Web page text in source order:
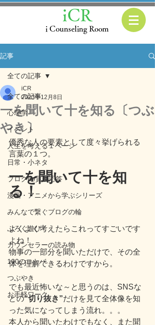
i Counseling Room
iCR
記事
全ての記事
心理学
イベント
人生を考える１ページ
日常・小ネタ
ブログde質疑応答
漫画・アニメから学ぶシリーズ
みんなで繋ぐブログの輪
ぶろぐ遊び
カウンセラーの読み物
100のコトバ
つぶやき
お手軽ワーク
全ての記事
一を聞いて十を知る〔つぶ
やき〕
iCR
2023年12月8日
優秀な人の要素として度々挙げられる
言葉の１つ。
一を聞いて十を知
る！
よくよく考えたらこれってすごいです
よね！
物事の一部分を聞いただけで、その全
体を理解できるわけですから。
でも最近怖いな～と思うのは、SNSな
どの“切り抜き”だけを見て全体像を知
った気になってしまう流れ。。。
本人から聞いたわけでもなく、また聞